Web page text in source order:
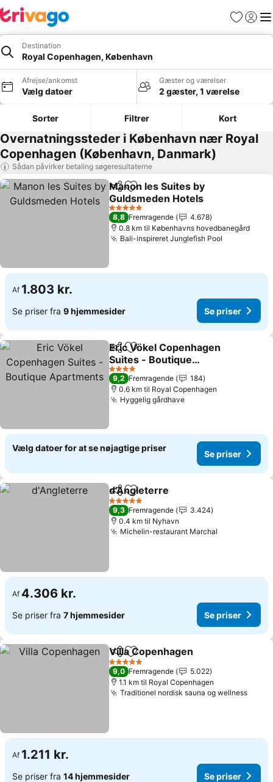
Favoritter
Log ind
Destination
Royal Copenhagen, København
Afrejse/ankomst
Vælg datoer
Gæster og værelser
2 gæster, 1 værelse
Sorter Filtrer Kort
Overnatningssteder i København nær Royal
Copenhagen (København, Danmark)
Sådan påvirker betaling søgeresultaterne
Del Føj til favoritter
Manon les Suites by
Guldsmeden Hotels
5 Stjerner
8,8 Fremragende
4.678
0.8 km til Københavns hovedbanegård
Bali-inspireret Junglefish Pool
Af 1.803 kr.
Se priser fra 9 hjemmesider Se priser
Del Føj til favoritter
Eric Vökel Copenhagen
Suites - Boutique
Apartments
4 Stjerner
9,2 Fremragende
184
0.6 km til Royal Copenhagen
Hyggelig gårdhave
Vælg datoer for at se nøjagtige priser
Se priser
Del Føj til favoritter
d'Angleterre
5 Stjerner
9,3 Fremragende
3.424
0.4 km til Nyhavn
Michelin-restaurant Marchal
Af 4.306 kr.
Se priser fra 7 hjemmesider Se priser
Del Føj til favoritter
Villa Copenhagen
5 Stjerner
9,0 Fremragende
5.022
1.1 km til Royal Copenhagen
Traditionel nordisk sauna og wellness
Af 1.211 kr.
Se priser fra 14 hjemmesider Se priser